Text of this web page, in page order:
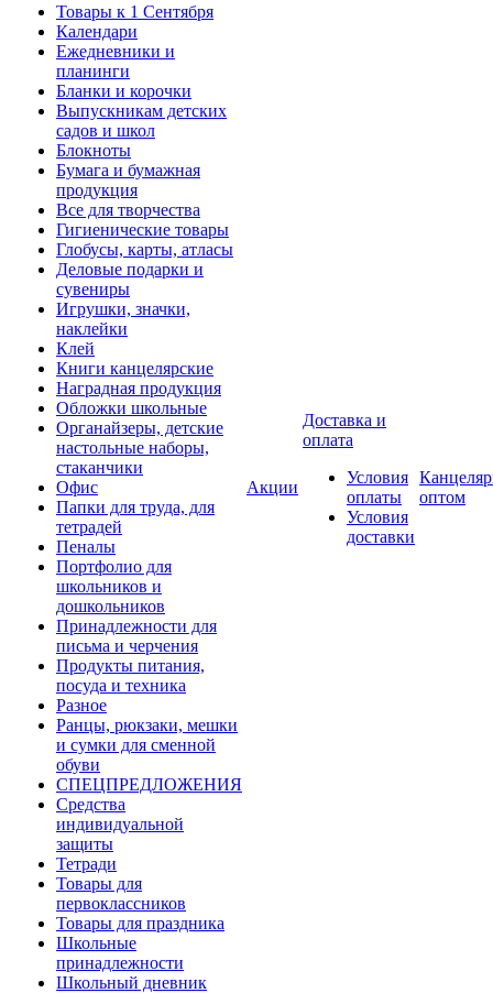
Товары к 1 Сентября
Календари
Ежедневники и
планинги
Бланки и корочки
Выпускникам детских
садов и школ
Блокноты
Бумага и бумажная
продукция
Все для творчества
Гигиенические товары
Глобусы, карты, атласы
Деловые подарки и
сувениры
Игрушки, значки,
наклейки
Клей
Книги канцелярские
Наградная продукция
Обложки школьные
Органайзеры, детские
настольные наборы,
стаканчики
Офис
Папки для труда, для
тетрадей
Пеналы
Портфолио для
школьников и
дошкольников
Принадлежности для
письма и черчения
Продукты питания,
посуда и техника
Разное
Ранцы, рюкзаки, мешки
и сумки для сменной
обуви
СПЕЦПРЕДЛОЖЕНИЯ
Средства
индивидуальной
защиты
Тетради
Товары для
первоклассников
Товары для праздника
Школьные
принадлежности
Школьный дневник
Акции
Доставка и
оплата
Условия
оплаты
Условия
доставки
оптом